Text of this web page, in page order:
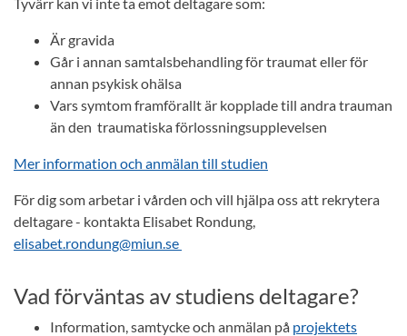
Är gravida
Går i annan samtalsbehandling för traumat eller för
annan psykisk ohälsa
Vars symtom framförallt är kopplade till andra trauman
än den traumatiska förlossningsupplevelsen
Mer information och anmälan till studien
För dig som arbetar i vården och vill hjälpa oss att rekrytera
deltagare - kontakta Elisabet Rondung,
elisabet.rondung@miun.se
Vad förväntas av studiens deltagare?
Information, samtycke och anmälan på projektets